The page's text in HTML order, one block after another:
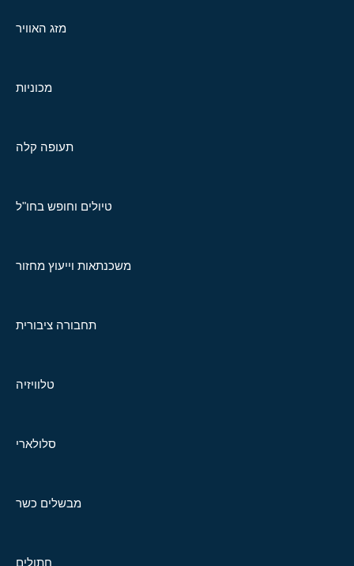
מזג האוויר
מכוניות
תעופה קלה
טיולים וחופש בחו"ל
משכנתאות וייעוץ מחזור
תחבורה ציבורית
טלוויזיה
סלולארי
מבשלים כשר
חתולים